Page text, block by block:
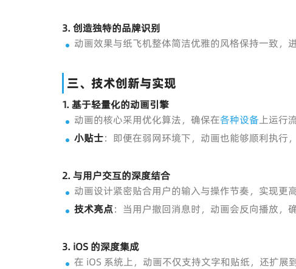
3. 创造独特的品牌识别
动画效果与纸飞机整体简洁优雅的风格保持一致，
三、技术创新与实现
1. 基于轻量化的动画引擎
动画的核心采用优化算法，确保在各种设备上运行
小贴士：即便在弱网环境下，动画也能够顺利执行
2. 与用户交互的深度结合
动画设计紧密贴合用户的输入与操作节奏，实现更
技术亮点：当用户撤回消息时，动画会反向播放，
3. iOS 的深度集成
在 iOS 系统上，动画不仅支持文字和贴纸，还扩展